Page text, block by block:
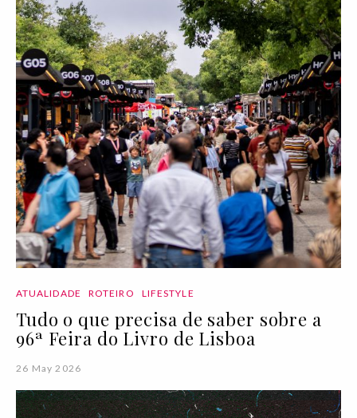
ATUALIDADE ROTEIRO LIFESTYLE
Tudo o que precisa de saber sobre a
96ª Feira do Livro de Lisboa
26 May 2026